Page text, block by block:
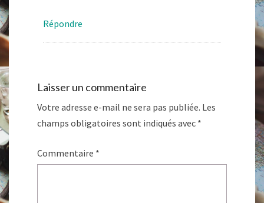
Répondre
Laisser un commentaire
Votre adresse e-mail ne sera pas publiée. Les
champs obligatoires sont indiqués avec *
Commentaire *